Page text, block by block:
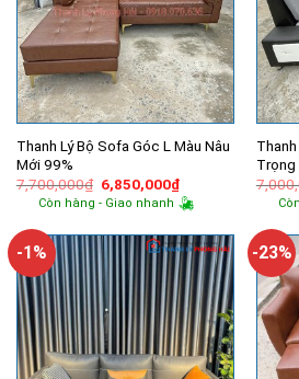
Thanh Lý Bộ Sofa Góc L Màu Nâu
Mới 99%
7,700,000₫ Giá
gốc
là:
6,850,000₫Giá
hiện
tại
6,850,000₫.
Còn hàng - Giao nhanh
Trọng
-1% -23%